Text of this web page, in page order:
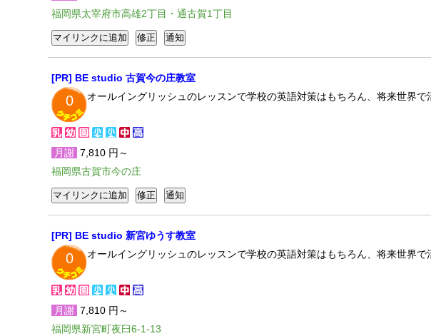
福岡県太宰府市高雄2丁目・通古賀1丁目
[PR] BE studio 古賀今の庄教室
0 オールイングリッシュのレッスンで学校の英語対策はもちろん、将来世界
月謝 7,810 円～
福岡県古賀市今の庄
[PR] BE studio 新宮ゆうす教室
0 オールイングリッシュのレッスンで学校の英語対策はもちろん、将来世界
月謝 7,810 円～
福岡県新宮町夜臼6-1-13